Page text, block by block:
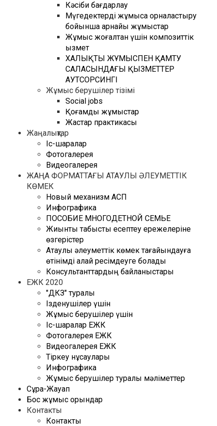
Кәсіби бағдарлау
Мүгедектерді жұмысқа орналастыру
бойынша арнайы жұмыстар
Жұмыс жоғалтқан үшін композиттік
қызмет
ХАЛЫҚТЫ ЖҰМЫСПЕН ҚАМТУ
САЛАСЫНДАҒЫ ҚЫЗМЕТТЕР
АУТСОРСИНГІ
Жұмыс берушілер тізімі
Social jobs
Қоғамдық жұмыстар
Жастар практикасы
Жаңалықтар
Іс-шаралар
Фотогалерея
Видеогалерея
ЖАҢА ФОРМАТТАҒЫ АТАУЛЫ ӘЛЕУМЕТТІК
КӨМЕК
Новый механизм АСП
Инфографика
ПОСОБИЕ МНОГОДЕТНОЙ СЕМЬЕ
Жиынтық табысты есептеу ережелеріне
өзгерістер
Атаулы әлеуметтік көмек тағайындауға
өтінімді қалай ресімдеуге болады
Консультанттардың байланыстары
ЕЖК 2020
"ДКЗ" туралы
Ізденушілер үшін
Жұмыс берушілер үшін
Іс-шаралар ЕЖК
Фотогалерея ЕЖК
Видеогалерея ЕЖК
Тіркеу нұсқаулары
Инфографика
Жұмыс берушілер туралы мәліметтер
Сұрақ-Жауап
Бос жұмыс орындар
Контакты
Контакты